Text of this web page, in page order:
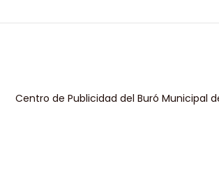
Centro de Publicidad del Buró Municipal